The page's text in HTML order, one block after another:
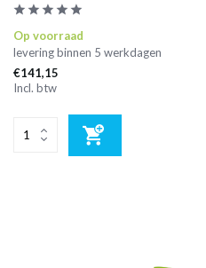
Op voorraad
levering binnen 5 werkdagen
€141,15
Incl. btw